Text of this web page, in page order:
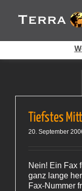
Inhalt
springen
Tiefstes
20. September
Nein! Ein Fax
ganz lange
Fax-Nummer
Cookies helfen auf
Dienste. Durch die